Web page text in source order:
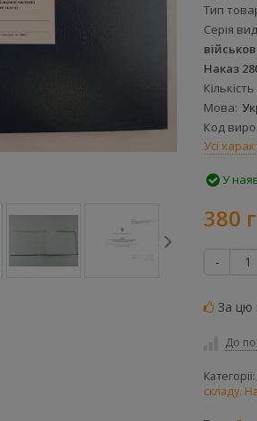
Тип
Серія
Наказ
Мова
Код
Усі
У
380
-
За цю
До
Категорії:
складу.